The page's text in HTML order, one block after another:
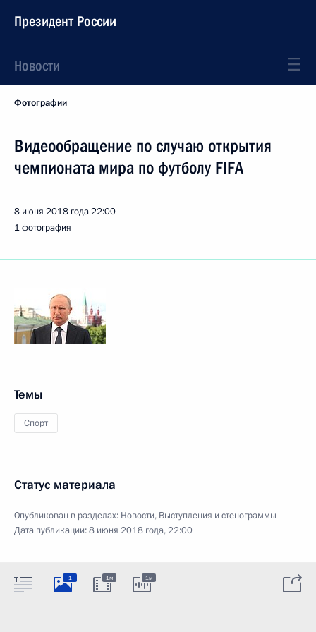
Президент России
Новости
Фотографии
Видеообращение по случаю открытия
чемпионата мира по футболу FIFA
8 июня 2018 года22:00
1 фотография
Темы
Спорт
Статус материала
Опубликован в разделах: Новости, Выступления и стенограммы
Дата публикации:8 июня 2018 года, 22:00
1 1м 1м